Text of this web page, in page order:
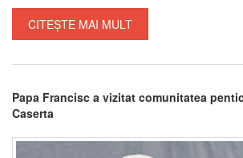
CITEȘTE MAI MULT
Papa Francisc a vizitat comunitatea
Caserta